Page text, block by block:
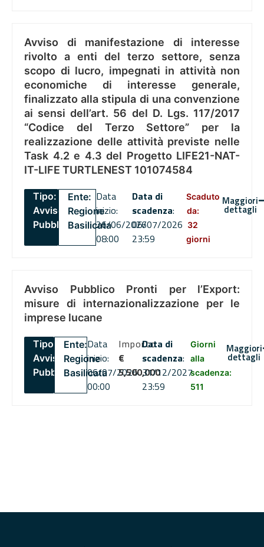
Avviso di manifestazione di interesse
rivolto a enti del terzo settore, senza
scopo di lucro, impegnati in attività non
economiche di interesse generale,
finalizzato alla stipula di una convenzione
ai sensi dell’art. 56 del D. Lgs. 117/2017
“Codice del Terzo Settore” per la
realizzazione delle attività previste nelle
Task 4.2 e 4.3 del Progetto LIFE21-NAT-
IT-LIFE TURTLENEST 101074584
Tipo:
Avviso
Pubblico
Ente:
Regione
Basilicata
Data
inizio:
26/06/2026
08:00
Data di
scadenza:
06/07/2026
23:59
Scaduto
da:
32
giorni
Maggiori
dettagli
Avviso Pubblico Pronti per l’Export:
misure di internazionalizzazione per le
imprese lucane
Tipo:
Avviso
Pubblico
Ente:
Regione
Basilicata
Data
inizio:
06/07/2026
00:00
Importo
€
5,500,000
Data di
scadenza:
31/12/2027
23:59
Giorni
alla
scadenza:
511
Maggiori
dettagli